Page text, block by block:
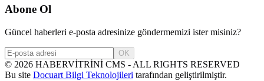
Abone Ol
Güncel haberleri e-posta adresinize göndermemizi ister misiniz?
OK
© 2026 HABERVİTRİNİ CMS - ALL RIGHTS RESERVED
Bu site Docuart Bilgi Teknolojileri tarafından geliştirilmiştir.